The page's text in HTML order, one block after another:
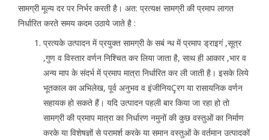
सामग्री मूल्य दर पर निर्भर करती है। अत: प्रत्यक्ष सामग्री की प्रमाप लागत
निर्धारित करते समय कदम उठाये जाते है :
प्रत्यके उत्पादन में प्रयुक्त सामग्री के सबं न्ध में प्रमाप ड्राइगं ,सूत्र
,गुण व विस्तार वर्णन निश्चित कर लिया जाता है, साथ ही आकार ,भार व
अन्य माप के संदर्भ में प्रमाप मात्रा निर्धारित कर ली जाती है। इसके लिये
भूतकाल का अभिलेख, पूर्व अनुभव व इंजीनियÇरग या रासायनिक वर्णन
सहायक हो सकते हैं। यदि उत्पादन पहली बार किया जा रहा हो तो
सामग्री की प्रमाप मात्रा का निर्धारण नमुनों की कुछ वस्तुओं का निर्माण
करके या विशेषज्ञों से परामर्श करके या समान वस्तुओं के वर्तमान उत्पादकों